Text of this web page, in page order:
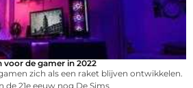
voor de gamer in 2022
zich als een raket blijven ontwikkelen.
de 21e eeuw nog De Sims